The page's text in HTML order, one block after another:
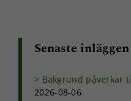
Senaste inläggen
Bakgrund påverkar
2026-08-06